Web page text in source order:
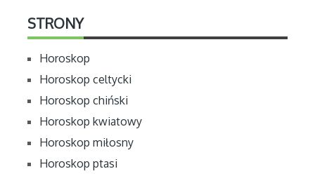
STRONY
Horoskop
Horoskop celtycki
Horoskop chiński
Horoskop kwiatowy
Horoskop miłosny
Horoskop ptasi